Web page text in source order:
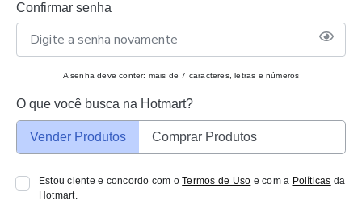
Confirmar senha
A senha deve conter: mais de 7 caracteres, letras e números
O que você busca na Hotmart?
Vender Produtos Comprar Produtos
Estou ciente e concordo com oTermos de Uso e com a Políticas da
Hotmart.